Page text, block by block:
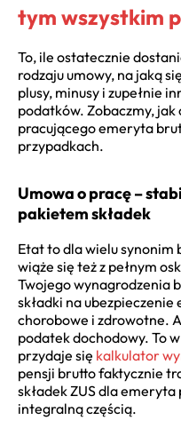
tym wszystkim
To, ile ostatecznie
rodzaju umowy, na jaką
plusy, minusy i zupełnie
podatków. Zobaczmy,
pracującego emeryta
przypadkach.
Umowa o pracę –
pakietem składek
Etat to dla wielu synonim
wiąże się też z pełnym
Twojego wynagrodzenia
składki na
chorobowe i zdrowotne.
podatek dochodowy. To
przydaje się kalkulator
pensji brutto faktycznie
składek ZUS dla
integralną częścią.